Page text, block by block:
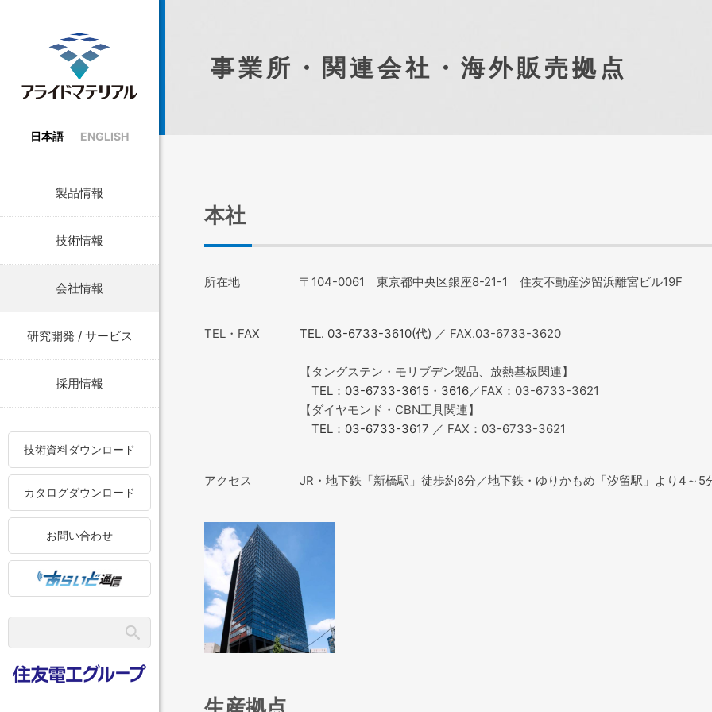
日本語 ENGLISH
製品情報
技術情報
会社情報
研究開発 / サービス
採用情報
技術資料ダウンロード
カタログダウンロード
お問い合わせ
事業所・関連会社・海外販売拠点
本社
所在地 〒104-0061 東京都中央区銀座8-21-1 住友不動産汐留浜離宮ビル19F
TEL・FAX TEL. 03-6733-3610(代) ／ FAX.03-6733-3620
【タングステン・モリブデン製品、放熱基板関連】
TEL：03-6733-3615 ・ 3616／FAX：03-6733-3621
【ダイヤモンド・CBN工具関連】
TEL：03-6733-3617 ／ FAX：03-6733-3621
アクセス JR・地下鉄「新橋駅」徒歩約8分／地下鉄・ゆりかもめ「汐留駅」より4～5
生産拠点